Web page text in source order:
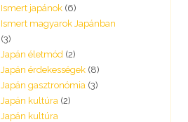
Ismert japánok (6)
Ismert magyarok Japánban
(3)
Japán életmód (2)
Japán érdekességek (8)
Japán gasztronómia (3)
Japán kultúra (2)
Japán kultúra